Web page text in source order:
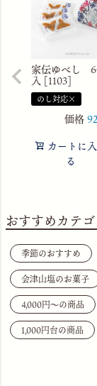
家伝ゆべし
入 [1103]
のし対応×
価格
カートに
る
おすすめカテ
季節のおすすめ
会津山塩のお菓子
4,000円〜の商品
1,000円台の商品